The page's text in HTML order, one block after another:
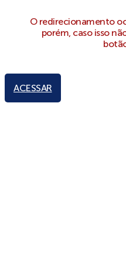
O redirecionamento
porém, caso isso
ACESSAR